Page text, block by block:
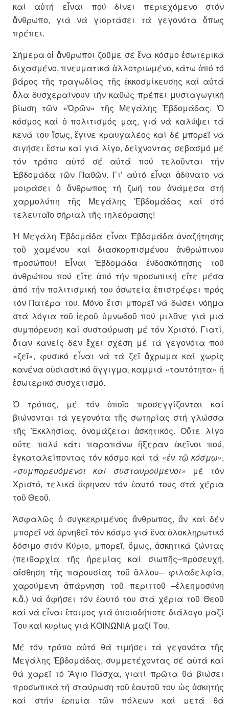
καί αὐτή εἶναι πού δίνει περιεχόμενο στόν
ἄνθρωπο, γιά νά γιορτάσει τά γεγονότα ὅπως
πρέπει.
Σήμερα οἱ ἄνθρωποι ζοῦμε σέ ἕνα κόσμο ἐσωτερικά
διχασμένο, πνευματικά ἀλλοτριωμένο, κάτω ἀπό τό
βάρος τῆς τραγωδίας τῆς ἐκκοσμίκευσης καί αὐτά
ὅλα δυσχεραίνουν τήν καθώς πρέπει μυσταγωγική
βίωση τῶν «Ὡρῶν» τῆς Μεγάλης Ἑβδομάδας. Ὁ
κόσμος καί ὁ πολιτισμός μας, γιά νά καλύψει τά
κενά του ἴσως, ἔγινε κραυγαλέος καί δέ μπορεῖ νά
σιγήσει ἔστω καί γιά λίγο, δείχνοντας σεβασμό μέ
τόν τρόπο αὐτό σέ αὐτά πού τελοῦνται τήν
Ἑβδομάδα τῶν Παθῶν. Γι’ αὐτό εἶναι ἀδύνατο νά
μοιράσει ὁ ἄνθρωπος τή ζωή του ἀνάμεσα στή
χαρμολύπη τῆς Μεγάλης Ἑβδομάδας καί στό
τελευταῖο σήριαλ τῆς τηλεόρασης!
Ἡ Μεγάλη Ἑβδομάδα εἶναι Ἑβδομάδα ἀναζήτησης
τοῦ χαμένου καί διασκορπισμένου ἀνθρώπινου
προσώπου! Εἶναι Ἑβδομάδα ἐνδοσκόπησης τοῦ
ἀνθρώπου πού εἴτε ἀπό τήν προσωπική εἴτε μέσα
ἀπό τήν πολιτισμική του ἀσωτεία ἐπιστρέφει πρός
τόν Πατέρα του. Μόνο ἔτσι μπορεῖ νά δώσει νόημα
στά λόγια τοῦ ἱεροῦ ὑμνωδοῦ πού μιλᾶνε γιά μιά
συμπόρευση καί συσταύρωση μέ τόν Χριστό. Γιατί,
ὅταν κανείς δέν ἔχει σχέση μέ τά γεγονότα πού
«ζεῖ», φυσικό εἶναι νά τά ζεῖ ἄχρωμα καί χωρίς
κανένα οὐσιαστικό ἄγγιγμα, καμμιά «ταυτότητα» ἤ
ἐσωτερικό συσχετισμό.
Ὁ τρόπος, μέ τόν ὁποῖο προσεγγίζονται καί
βιώνονται τά γεγονότα τῆς σωτηρίας στή γλώσσα
τῆς Ἐκκλησίας, ὀνομάζεται ἀσκητικός. Οὔτε λίγο
οὔτε πολύ κάτι παραπάνω ἤξεραν ἐκεῖνοι πού,
ἐγκαταλείποντας τόν κόσμο καί τά «ἐν τῷ κόσμῳ»,
«συμπορευόμενοι καί συσταυρούμενοι» μέ τόν
Χριστό, τελικά ἄφηναν τόν ἑαυτό τους στά χέρια
τοῦ Θεοῦ.
Ἀσφαλῶς ὁ συγκεκριμένος ἄνθρωπος, ἄν καί δέν
μπορεῖ νά ἀρνηθεῖ τόν κόσμο γιά ἕνα ὁλοκληρωτικό
δόσιμο στόν Κύριο, μπορεῖ, ὅμως, ἀσκητικά ζώντας
(πειθαρχία τῆς ἠρεμίας καί σιωπῆς–προσευχή,
αἴσθηση τῆς παρουσίας τοῦ ἄλλου– φιλαδελφία,
χαρούμενη ἀπάρνηση τοῦ περιττοῦ –ἐλεημοσύνη
κ.ἄ.) νά ἀφήσει τόν ἑαυτό του στά χέρια τοῦ Θεοῦ
καί νά εἶναι ἕτοιμος γιά ὁποιοδήποτε διάλογο μαζί
Του καί κυρίως γιά ΚΟΙΝΩΝΙΑ μαζί Του.
Μέ τόν τρόπο αὐτό θά τιμήσει τά γεγονότα τῆς
Μεγάλης Ἑβδομάδας, συμμετέχοντας σέ αὐτά καί
θά χαρεῖ τό Ἅγιο Πάσχα, γιατί πρῶτα θά βιώσει
προσωπικά τή σταύρωση τοῦ ἑαυτοῦ του ὡς ἀσκητής
καί στήν ἐρημία τῶν πόλεων καί μετά θά